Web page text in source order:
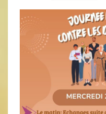
a
r
F
l
o
e
n
t